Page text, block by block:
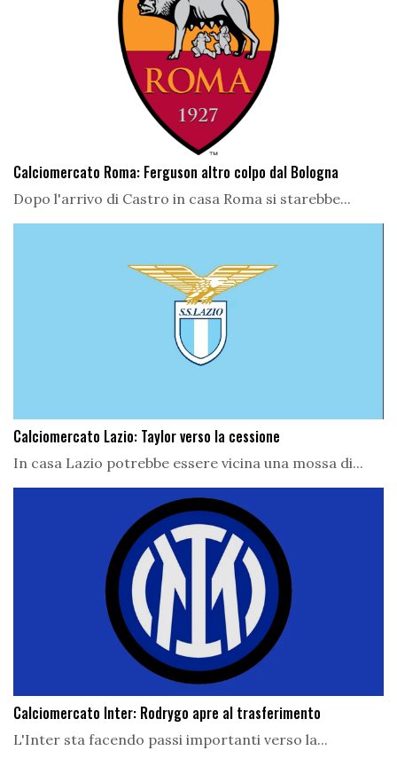
Calciomercato Roma: Ferguson altro colpo dal Bologna
Dopo l'arrivo di Castro in casa Roma si starebbe...
Calciomercato Lazio: Taylor verso la cessione
In casa Lazio potrebbe essere vicina una mossa di...
Calciomercato Inter: Rodrygo apre al trasferimento
L'Inter sta facendo passi importanti verso la...